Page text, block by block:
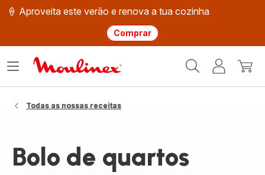
🍦 Aproveita este verão e renova a tua cozinha
Comprar
Moulinex
O
Abrir
Todas as nossas receitas
Bolo de quartos